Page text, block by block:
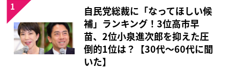
自民党総裁に「なってほしい候
補」ランキング！3位高市早
苗、2位小泉進次郎を抑えた圧
倒的1位は？【30代〜60代に聞
いた】
1